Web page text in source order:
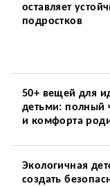
оставляет
подростков
50+ вещей для
детьми: полный
и комфорта
Экологичная
создать